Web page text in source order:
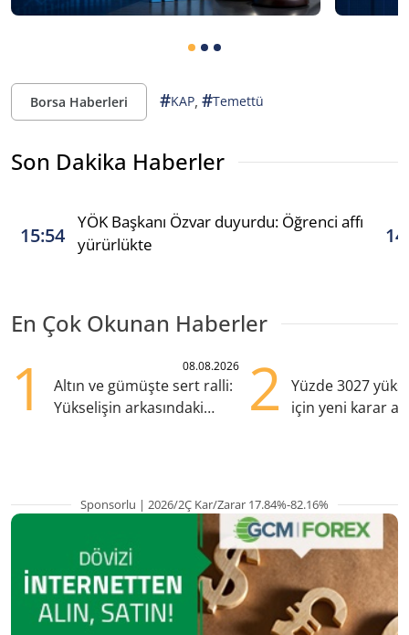
Borsa Haberleri #KAP, #Temettü
Son Dakika Haberler
15:54
YÖK Başkanı Özvar duyurdu: Öğrenci affı
yürürlükte
En Çok Okunan Haberler
1 08.08.2026
Altın ve gümüşte sert ralli:
Yükselişin arkasındaki
2
Yüzde 3027
için yeni karar
Sponsorlu | 2026/2Ç Kar/Zarar 17.84%-82.16%